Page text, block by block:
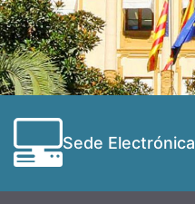
Sede Electrónica